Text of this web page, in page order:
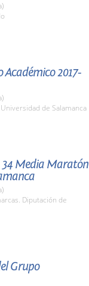
2017-
de Salamanca
34 Media Maratón
Diputación de
Grupo